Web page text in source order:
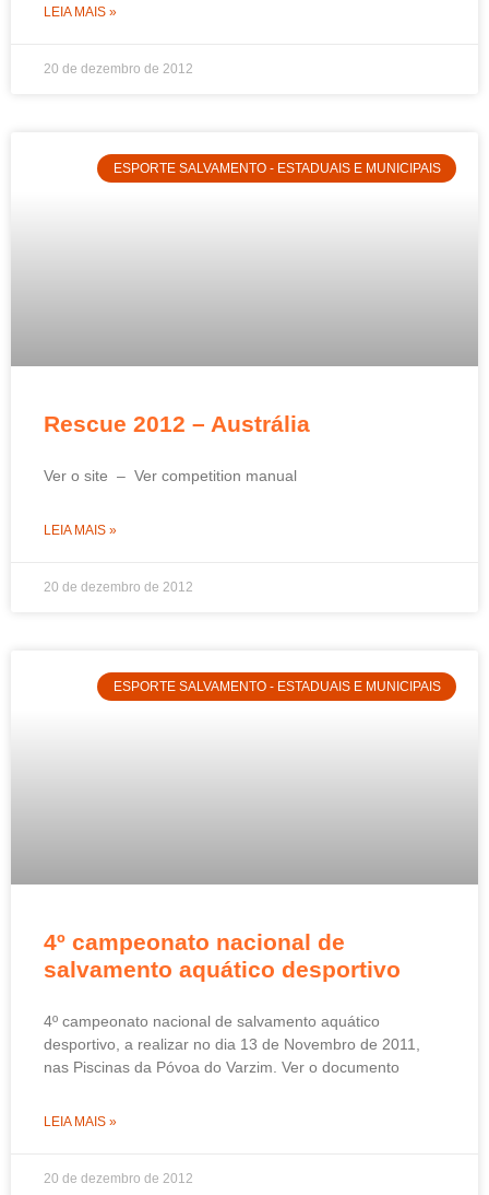
LEIA MAIS »
20 de dezembro de 2012
ESPORTE SALVAMENTO - ESTADUAIS E MUNICIPAIS
Rescue 2012 – Austrália
Ver o site – Ver competition manual
LEIA MAIS »
20 de dezembro de 2012
ESPORTE SALVAMENTO - ESTADUAIS E MUNICIPAIS
4º campeonato nacional de
salvamento aquático desportivo
4º campeonato nacional de salvamento aquático
desportivo, a realizar no dia 13 de Novembro de 2011,
nas Piscinas da Póvoa do Varzim. Ver o documento
LEIA MAIS »
20 de dezembro de 2012